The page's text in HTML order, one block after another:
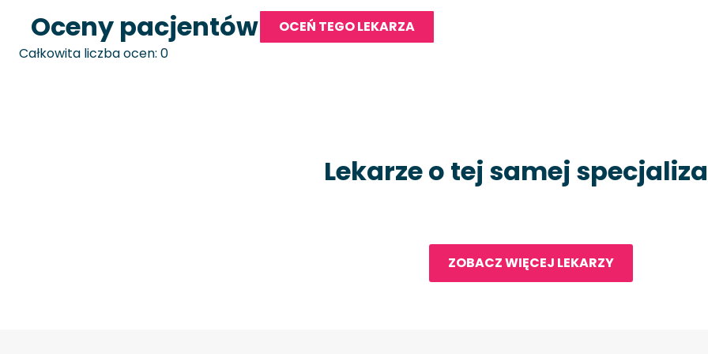
Oceny pacjentów
OCEŃ TEGO LEKARZA
Całkowita liczba ocen: 0
Lekarze o tej samej
ZOBACZ WIĘCEJ LEKARZY